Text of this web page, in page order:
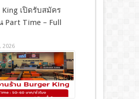
เปิดรับสมัคร
Part Time – Full
2026